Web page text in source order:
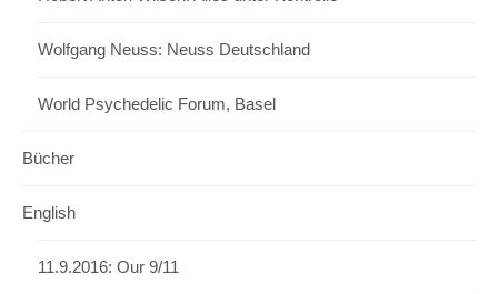
Wolfgang Neuss: Neuss Deutschland
World Psychedelic Forum, Basel
Bücher
English
11.9.2016: Our 9/11